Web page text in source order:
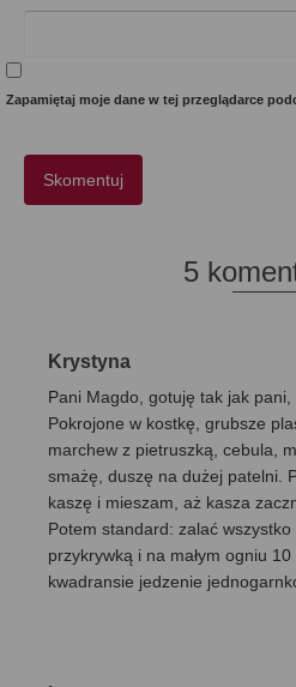
Zapamiętaj moje dane w tej przeglądarce
5
Krystyna
Pani Magdo, gotuję tak jak pani,
Pokrojone w kostkę, grubsze
marchew z pietruszką, cebula,
smażę, duszę na dużej patelni.
kaszę i mieszam, aż kasza
Potem standard: zalać
przykrywką i na małym ogniu
kwadransie jedzenie